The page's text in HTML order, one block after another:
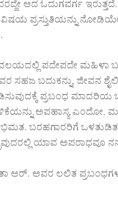
ಆದ ಓದುಗವರ್ಗ
ಪ್ರಸ್ತುತಿಯನ್ನು
ಪದೇಪದೇ ಮಹಿಳಾ
ಸಹಜ ಬದುಕನ್ನು, ಜೀವನ
ಪ್ರಬಂಧ
ಅಪಹಾಸ್ಯ ಎಂದೋ,
ಬರಹಗಾರರಿಗೆ
ಯಾವ ಅಪರಾಧವೂ
ಆರ್.‌ ಅವರ ಲಲಿತ ಪ್ರಬಂಧಗಳ